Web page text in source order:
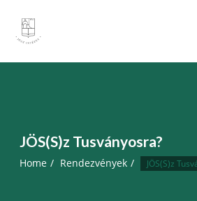
content
JÖS(S)z Tusványosra?
Home Rendezvények JÖS(S)z